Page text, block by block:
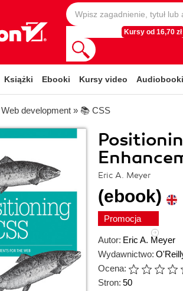
Kursy od 16,70 zł
Książki Ebooki Kursy video Audiobooki
Web development » 📚 CSS
Eric A. Meyer
(ebook)
Promocja
Autor: Eric A. Meyer
Wydawnictwo:
Ocena:
Stron: 50